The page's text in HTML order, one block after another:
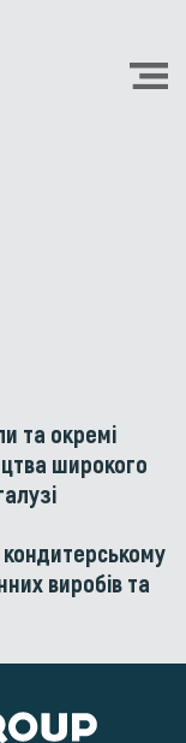
та окремі
широкого
кондитерському
виробів та